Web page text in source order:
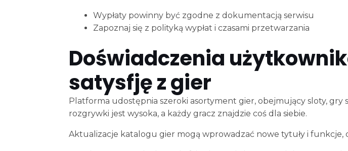
Wypłaty powinny być zgodne z dokumentacją serwisu
Zapoznaj się z polityką wypłat i czasami przetwarzania
Doświadczenia
satysfję z gier
Platforma udostępnia szeroki asortyment gier, obejmujący sloty, gry
rozgrywki jest wysoka, a każdy gracz znajdzie coś dla siebie.
Aktualizacje katalogu gier mogą wprowadzać nowe tytuły i funkcje,